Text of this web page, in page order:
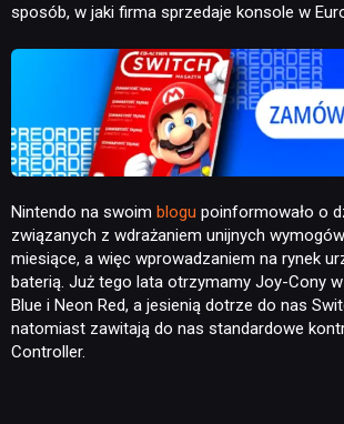
sposób, w jaki firma sprzedaje konsole w
Nintendo na swoim blogu poinformowało o
związanych z wdrażaniem unijnych
miesiące, a więc wprowadzaniem na rynek
baterią. Już tego lata otrzymamy Joy-Cony
Blue i Neon Red, a jesienią dotrze do nas
natomiast zawitają do nas standardowe
Controller.